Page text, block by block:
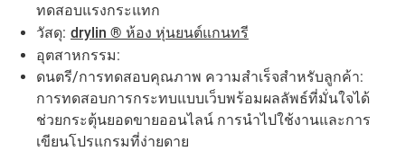
ทดสอบแรงกระแทก
วัสดุ: drylin ® ห้อง หุ่นยนต์แกนทรี
อุตสาหกรรม:
ดนตรี/การทดสอบคุณภาพ ความสำเร็จสำหรับลูกค้า:
การทดสอบการกระทบแบบเว็บพร้อมผลลัพธ์ที่มั่นใจได้
ช่วยกระตุ้นยอดขายออนไลน์ การนำไปใช้งานและการ
เขียนโปรแกรมที่ง่ายดาย